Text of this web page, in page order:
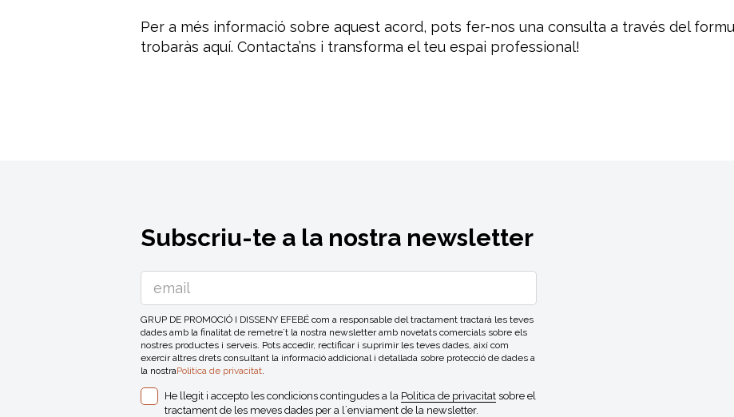
Per a més informació sobre aquest acord, pots fer-nos una consulta a través del
trobaràs aquí. Contacta’ns i transforma el teu espai professional!
Subscriu-te a la nostra newsletter
GRUP DE PROMOCIÓ I DISSENY EFEBÉ com a responsable del tractament tractarà les teves
dades amb la finalitat de remetre´t la nostra newsletter amb novetats comercials sobre els
nostres productes i serveis. Pots accedir, rectificar i suprimir les teves dades, així com
exercir altres drets consultant la informació addicional i detallada sobre protecció de dades a
la nostraPolitica de privacitat.
He llegit i accepto les condicions contingudes a la Politica de privacitatsobre el
tractament de les meves dades per a l´enviament de la newsletter.